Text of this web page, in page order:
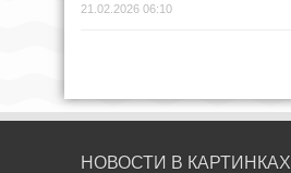
21.02.2026 06:10
НОВОСТИ В КАРТИНКАХ